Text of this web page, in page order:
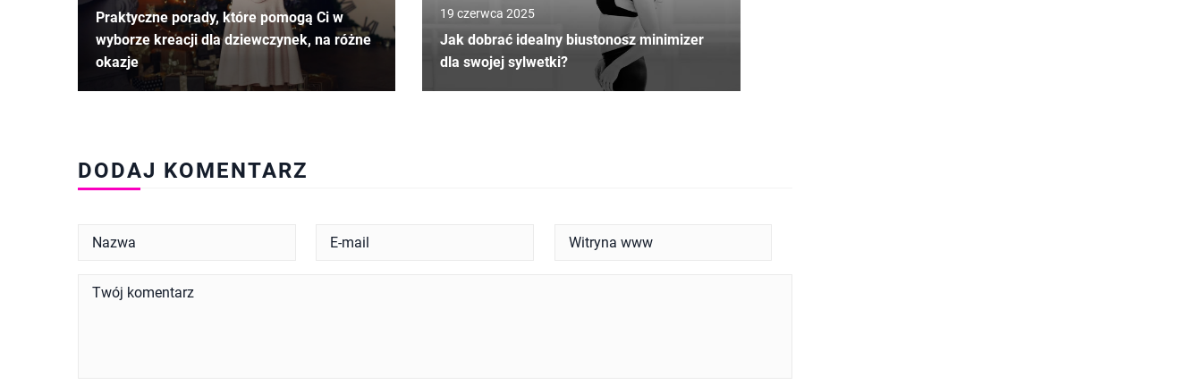
Praktyczne porady, które pomogą Ci w
wyborze kreacji dla dziewczynek, na różne
okazje
19 czerwca 2025
Jak dobrać idealny biustonosz minimizer
dla swojej sylwetki?
DODAJ KOMENTARZ